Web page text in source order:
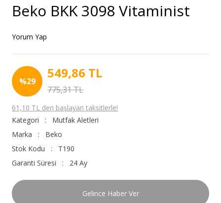
Beko BKK 3098 Vitaminist
Yorum Yap
%29
549,86 TL
775,31 TL
61,10 TL den başlayan taksitlerle!
Kategori
Mutfak Aletleri
Marka
Beko
Stok Kodu
T190
Garanti Süresi
24 Ay
Gelince Haber Ver